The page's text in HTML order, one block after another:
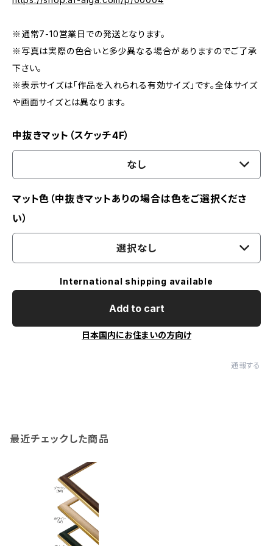
※通常7-10営業日での発送となります。
※写真は実際の色合いと多少異なる場合がありますのでご了承
下さい。
※表示サイズは「作品を入れられる有効サイズ」です。全体サイズ
や画面サイズとは異なります。
中抜きマット（スケッチ4F）
なし
マット色（中抜きマットありの場合は色をご選択くださ
い）
選択なし
International shipping available
Add to cart
日本国内にお住まいの方向け
通報する
最近チェックした商品